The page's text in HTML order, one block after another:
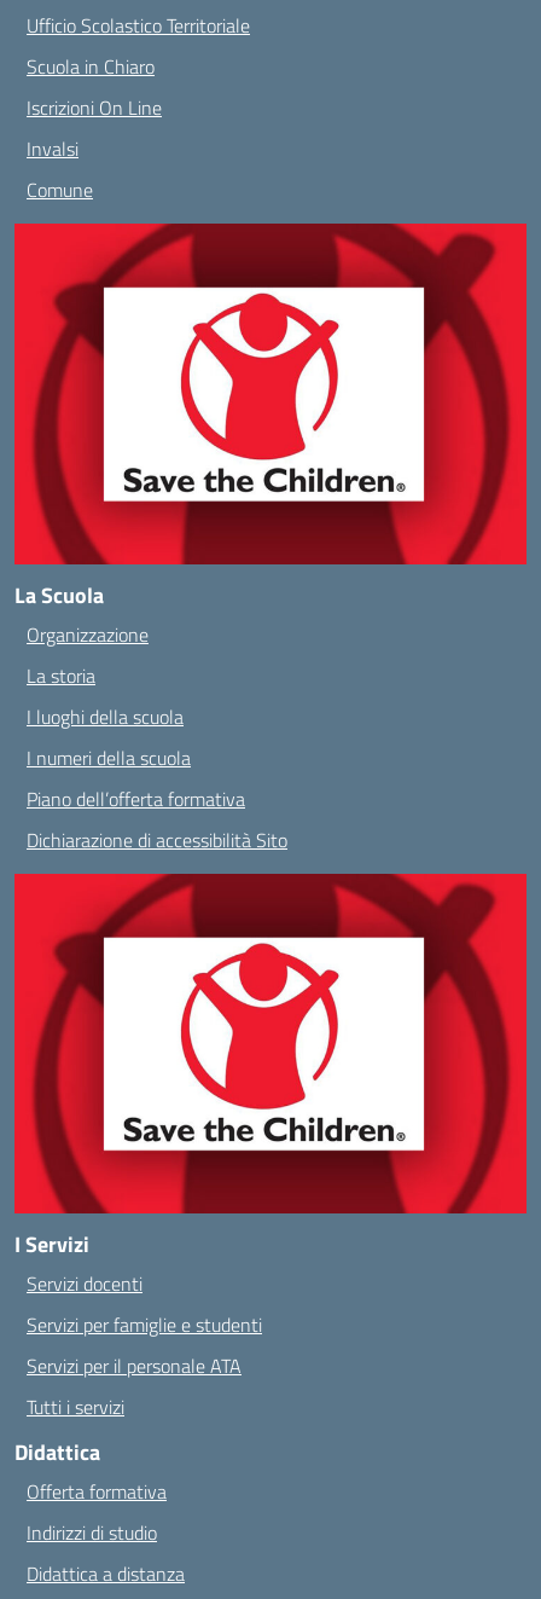
Ufficio Scolastico Territoriale
Scuola in Chiaro
Iscrizioni On Line
Invalsi
Comune
La Scuola
Organizzazione
La storia
I luoghi della scuola
I numeri della scuola
Piano dell’offerta formativa
Dichiarazione di accessibilità Sito
I Servizi
Servizi docenti
Servizi per famiglie e studenti
Servizi per il personale ATA
Tutti i servizi
Didattica
Offerta formativa
Indirizzi di studio
Didattica a distanza